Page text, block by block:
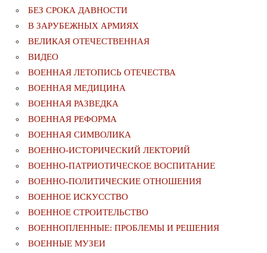
БЕЗ СРОКА ДАВНОСТИ
В ЗАРУБЕЖНЫХ АРМИЯХ
ВЕЛИКАЯ ОТЕЧЕСТВЕННАЯ
ВИДЕО
ВОЕННАЯ ЛЕТОПИСЬ ОТЕЧЕСТВА
ВОЕННАЯ МЕДИЦИНА
ВОЕННАЯ РАЗВЕДКА
ВОЕННАЯ РЕФОРМА
ВОЕННАЯ СИМВОЛИКА
ВОЕННО-ИСТОРИЧЕСКИЙ ЛЕКТОРИЙ
ВОЕННО-ПАТРИОТИЧЕСКОЕ ВОСПИТАНИЕ
ВОЕННО-ПОЛИТИЧЕСКИE ОТНОШЕНИЯ
ВОЕННОЕ ИСКУССТВО
ВОЕННОЕ СТРОИТЕЛЬСТВО
ВОЕННОПЛЕННЫЕ: ПРОБЛЕМЫ И РЕШЕНИЯ
ВОЕННЫЕ МУЗЕИ